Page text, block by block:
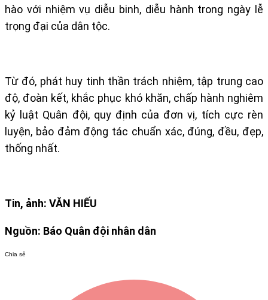
hào với nhiệm vụ diễu binh, diễu hành trong ngày lễ
trọng đại của dân tộc.
Từ đó, phát huy tinh thần trách nhiệm, tập trung cao
độ, đoàn kết, khắc phục khó khăn, chấp hành nghiêm
kỷ luật Quân đội, quy định của đơn vị, tích cực rèn
luyện, bảo đảm động tác chuẩn xác, đúng, đều, đẹp,
thống nhất.
Tin, ảnh: VĂN HIẾU
Nguồn: Báo Quân đội nhân dân
Chia sẻ